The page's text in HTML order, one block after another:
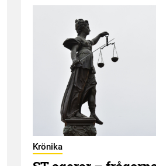
Krönika